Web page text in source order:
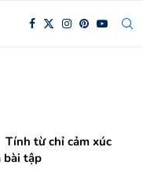
Tính từ chỉ cảm xúc
bài tập